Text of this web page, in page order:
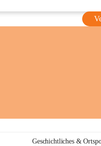
Geschichtliches &